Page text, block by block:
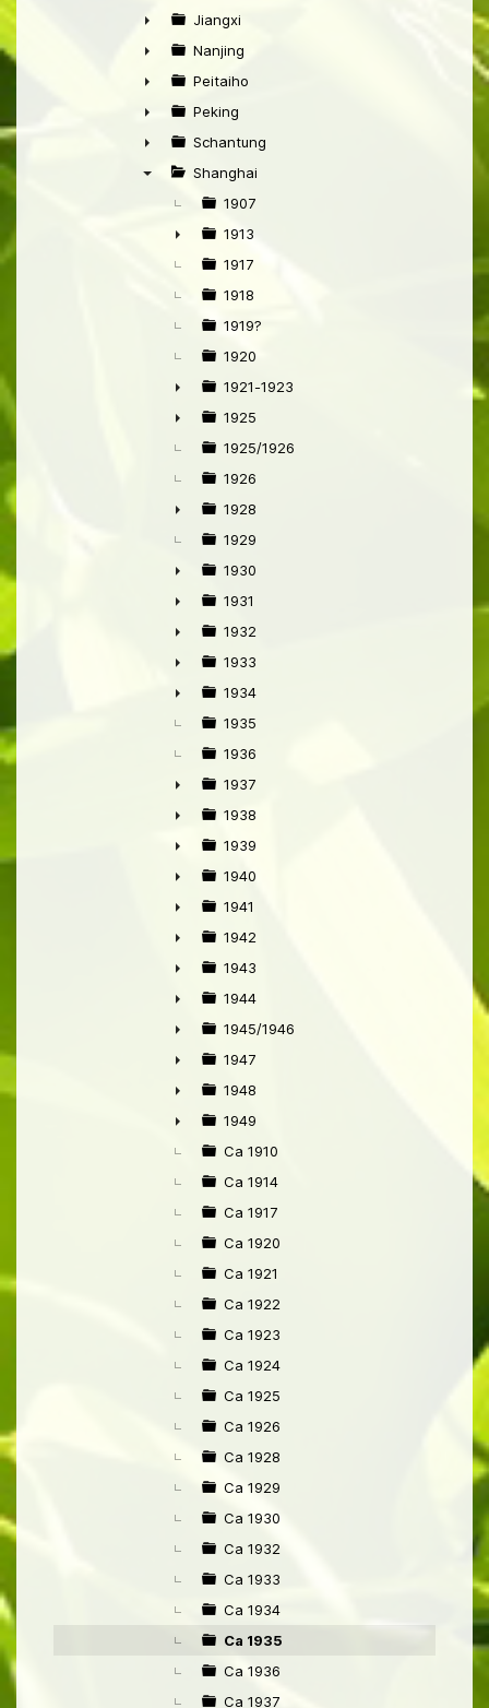
►
►
Jiangxi
►
Nanjing
►
Peitaiho
►
Peking
►
Schantung
Shanghai
1907
►
1913
1917
1918
1919?
1920
►
1921-1923
►
1925
1925/1926
1926
►
1928
1929
►
1930
►
1931
►
1932
►
1933
►
1934
1935
1936
►
1937
►
1938
►
1939
►
1940
►
1941
►
1942
►
1943
►
1944
►
1945/1946
►
1947
►
1948
►
1949
Ca 1910
Ca 1914
Ca 1917
Ca 1920
Ca 1921
Ca 1922
Ca 1923
Ca 1924
Ca 1925
Ca 1926
Ca 1928
Ca 1929
Ca 1930
Ca 1932
Ca 1933
Ca 1934
Ca 1935
Ca 1936
Ca 1937